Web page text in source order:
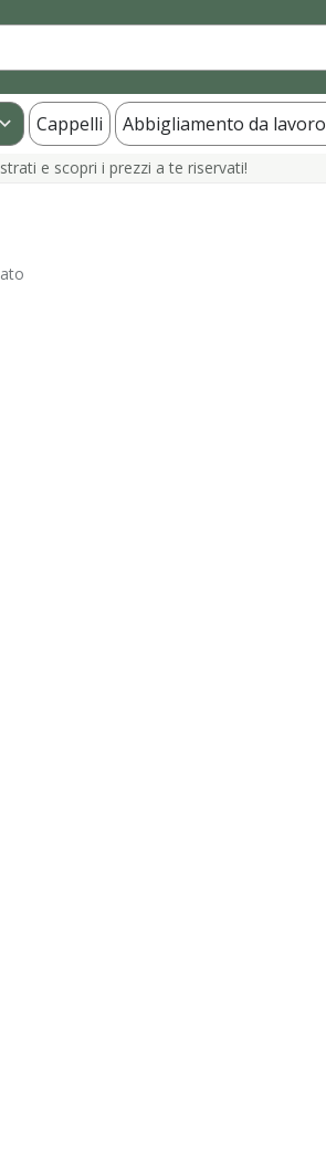
Cappelli Abbigliamento da lavoro
e scopri i prezzi a te riservati!